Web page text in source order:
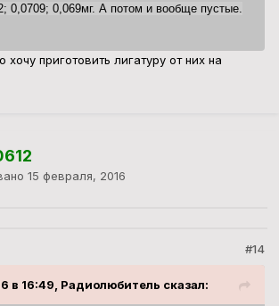
0,0709; 0,069мг. А потом и вообще пустые.
приготовить лигатуру от них на
15 февраля, 2016
#14
в 16:49, Радиолюбитель сказал: